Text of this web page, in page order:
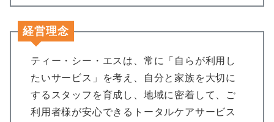
経営理念
ティー・シー・エスは、常に「自らが利用し
たいサービス」を考え、自分と家族を大切に
するスタッフを育成し、地域に密着して、ご
利用者様が安心できるトータルケアサービス